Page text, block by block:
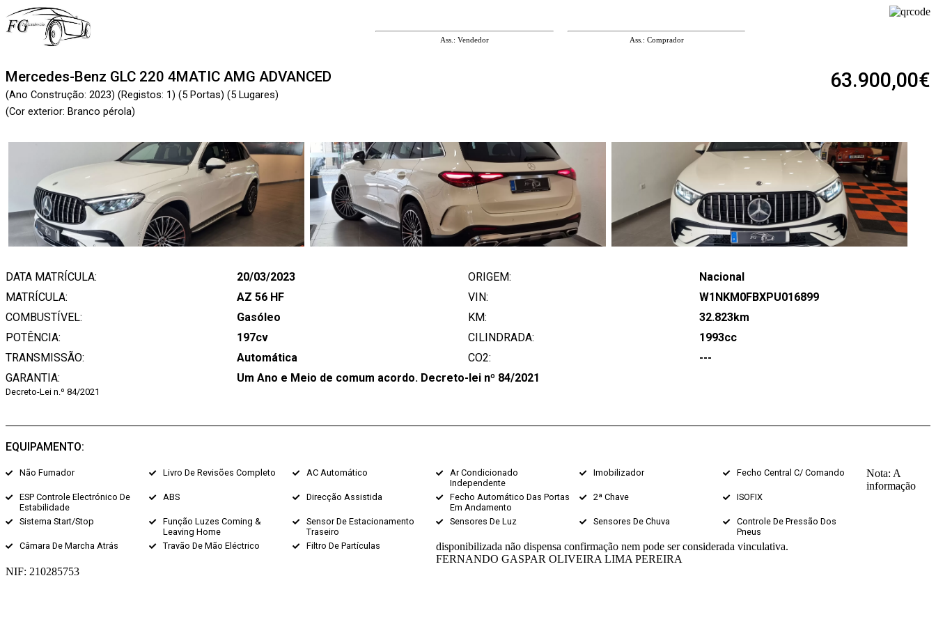
Ass.: Vendedor Ass.: Comprador
Mercedes-Benz GLC 220 4MATIC AMG ADVANCED
(Ano Construção: 2023) (Registos: 1) (5 Portas) (5 Lugares)
(Cor exterior: Branco pérola)
63.900,00€
DATA MATRÍCULA: 20/03/2023 ORIGEM:
Nacional
MATRÍCULA:
AZ 56 HF VIN:
W1NKM0FBXPU016899
COMBUSTÍVEL:
Gasóleo KM:
32.823km
POTÊNCIA:
197cv CILINDRADA:
1993cc
TRANSMISSÃO:
Automática CO2:
---
GARANTIA:
Decreto-Lei n.º 84/2021
Um Ano e Meio de comum acordo. Decreto-lei nº 84/2021
EQUIPAMENTO:
Não Fumador Livro De Revisões Completo AC Automático
Ar Condicionado
Independente
Imobilizador Fecho Central C/ Comando
ESP Controle Electrónico De
Estabilidade
ABS Direcção Assistida
Fecho Automático Das Portas
Em Andamento
2ª Chave ISOFIX
Sistema Start/stop
Função Luzes Coming &
Leaving Home
Sensor De Estacionamento
Traseiro
Sensores De Luz Sensores De Chuva
Controle De Pressão Dos
Pneus
Câmara De Marcha Atrás
Travão De Mão Eléctrico Filtro De Partículas
Nota: A
informação
disponibilizada não dispensa confirmação nem pode ser considerada vinculativa.
FERNANDO GASPAR OLIVEIRA LIMA PEREIRA
NIF: 210285753